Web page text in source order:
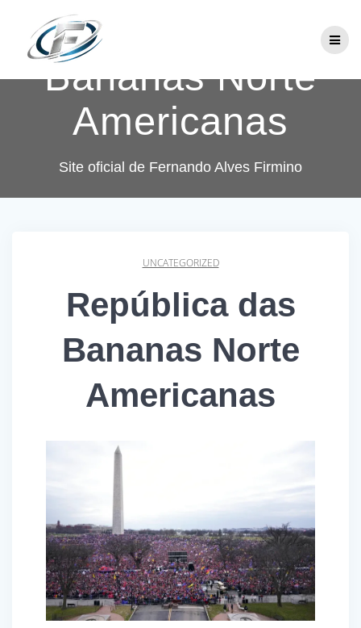
República das
Bananas Norte
Americanas
Site oficial de Fernando Alves Firmino
UNCATEGORIZED
República das
Bananas Norte
Americanas